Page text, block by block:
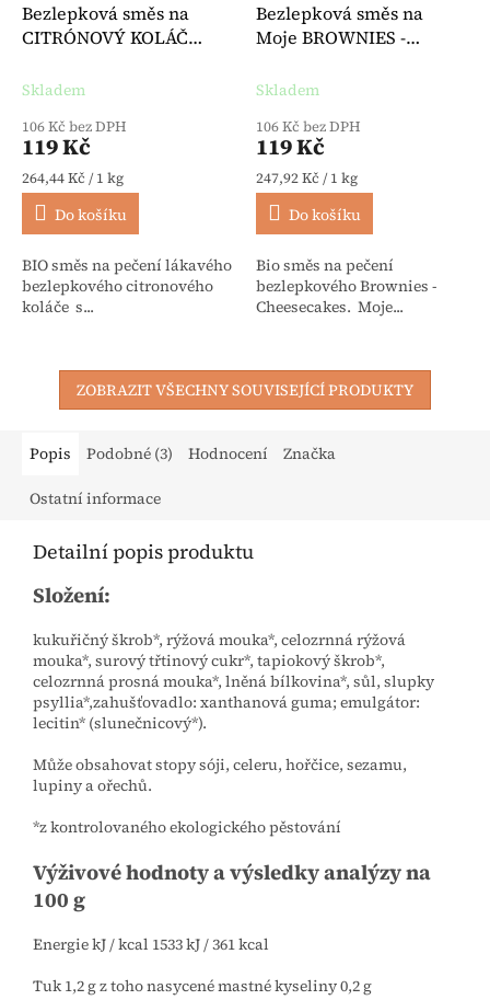
Bezlepková směs na
CITRÓNOVÝ KOLÁČ
BioVegan
Skladem
106 Kč bez DPH
119 Kč
Měrná cena:
264,44 Kč / 1 kg
Do košíku
BIO směs na pečení lákavého
bezlepkového citronového
koláče s...
Bezlepková směs na
Moje BROWNIES -
BioVegan
Skladem
106 Kč bez DPH
119 Kč
Měrná cena:
247,92 Kč / 1 kg
Do košíku
Bio směs na pečení
bezlepkového Brownies -
Cheesecakes. Moje...
ZOBRAZIT VŠECHNY SOUVISEJÍCÍ PRODUKTY
Popis Podobné (3) Hodnocení Značka
Ostatní informace
Detailní popis produktu
Složení:
kukuřičný škrob*, rýžová mouka*, celozrnná rýžová
mouka*, surový třtinový cukr*, tapiokový škrob*,
celozrnná prosná mouka*, lněná bílkovina*, sůl, slupky
psyllia*,zahušťovadlo: xanthanová guma; emulgátor:
lecitin* (slunečnicový*).
Může obsahovat stopy sóji, celeru, hořčice, sezamu,
lupiny a ořechů.
*z kontrolovaného ekologického pěstování
Výživové hodnoty a výsledky analýzy na
100 g
Energie kJ / kcal 1533 kJ / 361 kcal
Tuk 1,2 g z toho nasycené mastné kyseliny 0,2 g